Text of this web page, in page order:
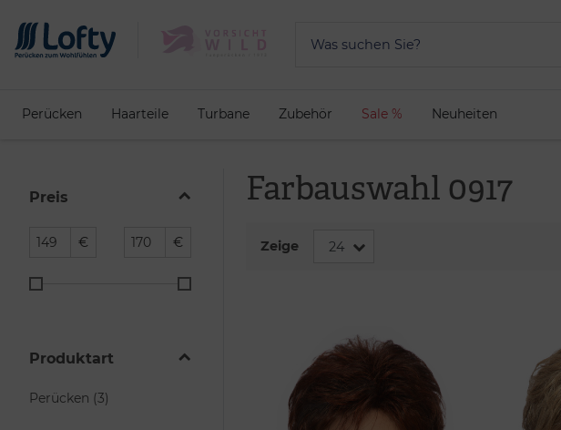
Perücken Haarteile Turbane Zubehör Sale % Neuheiten
Preis
€ €
Produktart
Perücken (3)
Farbauswahl 0917
Zeige